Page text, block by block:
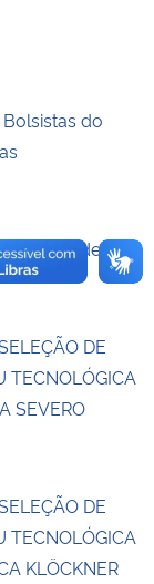
do
Letivo de
DE
TECNOLÓGICA
SEVERO
DE
TECNOLÓGICA
KLÖCKNER